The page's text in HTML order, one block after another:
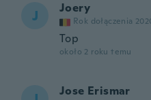
J Joery
Rok dołączenia
Top
około 2 roku temu
Jose Erismar